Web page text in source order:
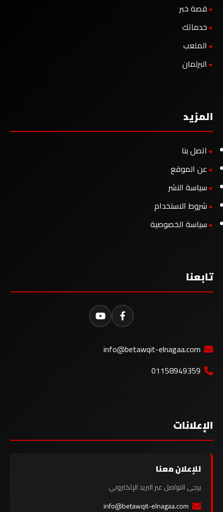
قصة خبر
خدماتك
الملعب
البرلمان
المزيد
اتصل بنا
عن الموقع
سياسة النشر
شروط الاستخدام
سياسة الخصوصية
تابعنا
info@betawqit-elnagaa.com
01158949359
الإعلانات
للإعلان معنا
يرجى التواصل عبر البريد الإلكتروني
info@betawqit-elnagaa.com